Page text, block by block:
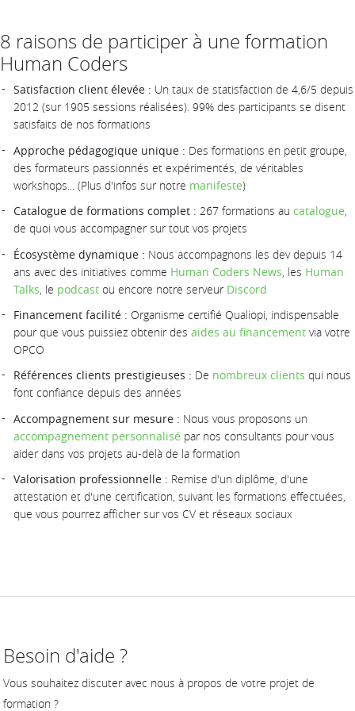
8 raisons de participer à une formation
Human Coders
Satisfaction client élevée : Un taux de statisfaction de 4,6/5 depuis
2012 (sur 1905 sessions réalisées). 99% des participants se disent
satisfaits de nos formations
Approche pédagogique unique : Des formations en petit groupe,
des formateurs passionnés et expérimentés, de véritables
workshops... (Plus d'infos sur notre manifeste)
Catalogue de formations complet : 267 formations au catalogue,
de quoi vous accompagner sur tout vos projets
Écosystème dynamique : Nous accompagnons les dev depuis 14
ans avec des initiatives comme Human Coders News , les Human
Talks , le podcast ou encore notre serveur Discord
Financement facilité : Organisme certifié Qualiopi, indispensable
pour que vous puissiez obtenir des aides au financement via votre
OPCO
Références clients prestigieuses : De nombreux clients qui nous
font confiance depuis des années
Accompagnement sur mesure : Nous vous proposons un
accompagnement personnalisé par nos consultants pour vous
aider dans vos projets au-delà de la formation
Valorisation professionnelle : Remise d'un diplôme, d'une
attestation et d'une certification, suivant les formations effectuées,
que vous pourrez afficher sur vos CV et réseaux sociaux
Besoin d'aide ?
Vous souhaitez discuter avec nous à propos de votre projet de
formation ?